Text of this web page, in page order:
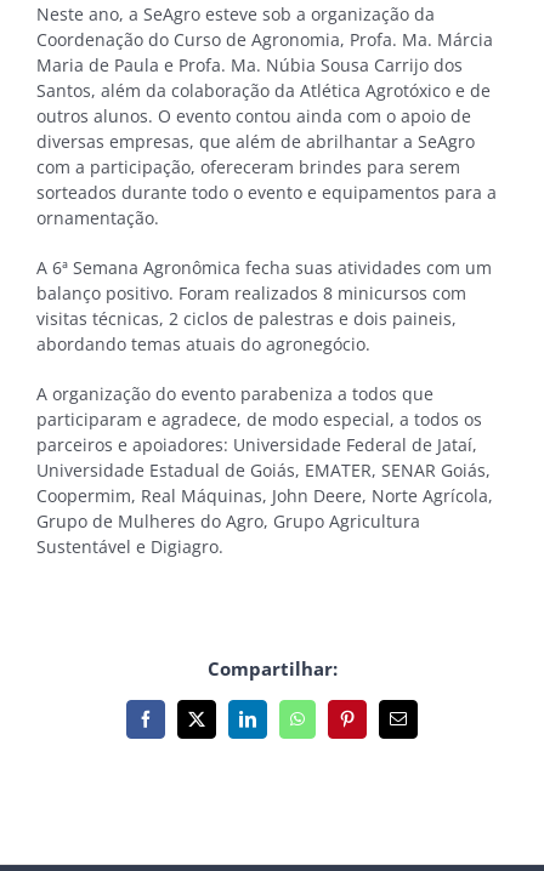
Neste ano, a SeAgro esteve sob a organização da
Coordenação do Curso de Agronomia, Profa. Ma. Márcia
Maria de Paula e Profa. Ma. Núbia Sousa Carrijo dos
Santos, além da colaboração da Atlética Agrotóxico e de
outros alunos. O evento contou ainda com o apoio de
diversas empresas, que além de abrilhantar a SeAgro
com a participação, ofereceram brindes para serem
sorteados durante todo o evento e equipamentos para a
ornamentação.
A 6ª Semana Agronômica fecha suas atividades com um
balanço positivo. Foram realizados 8 minicursos com
visitas técnicas, 2 ciclos de palestras e dois paineis,
abordando temas atuais do agronegócio.
A organização do evento parabeniza a todos que
participaram e agradece, de modo especial, a todos os
parceiros e apoiadores: Universidade Federal de Jataí,
Universidade Estadual de Goiás, EMATER, SENAR Goiás,
Coopermim, Real Máquinas, John Deere, Norte Agrícola,
Grupo de Mulheres do Agro, Grupo Agricultura
Sustentável e Digiagro.
Compartilhar:
Facebook
X LinkedInWhatsAppPinterest
E-
mail